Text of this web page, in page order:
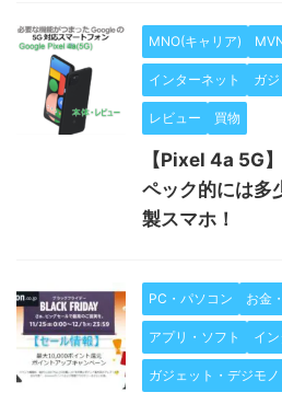
MNO(キャリア)
インターネット ガ
レビュー 買物
【Pixel 4a 5G
ペック的には多
製スマホ！
PC・パソコン お金
アプリ・ソフト イ
ガジェット・デジモノ